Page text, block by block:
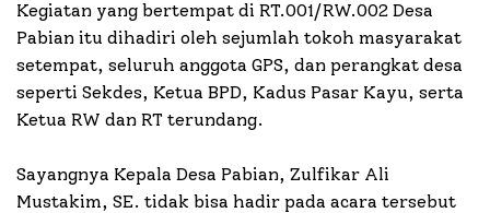
Kegiatan yang bertempat di RT.001/RW.002 Desa
Pabian itu dihadiri oleh sejumlah tokoh masyarakat
setempat, seluruh anggota GPS, dan perangkat desa
seperti Sekdes, Ketua BPD, Kadus Pasar Kayu, serta
Ketua RW dan RT terundang.
Sayangnya Kepala Desa Pabian, Zulfikar Ali
Mustakim, SE. tidak bisa hadir pada acara tersebut